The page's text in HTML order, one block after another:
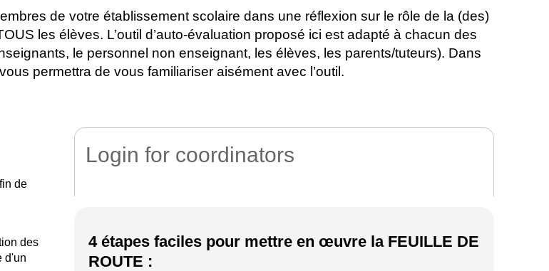
de votre établissement scolaire dans une réflexion sur le rôle de la (des)
les élèves. L’outil d’auto-évaluation proposé ici est adapté à chacun des
le personnel non enseignant, les élèves, les parents/tuteurs). Dans
permettra de vous familiariser aisément avec l’outil.
de
des
d'un
Login for coordinators
4 étapes faciles pour mettre en œuvre la FEUILLE DE
ROUTE :